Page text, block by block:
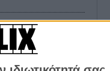
Λαντάου